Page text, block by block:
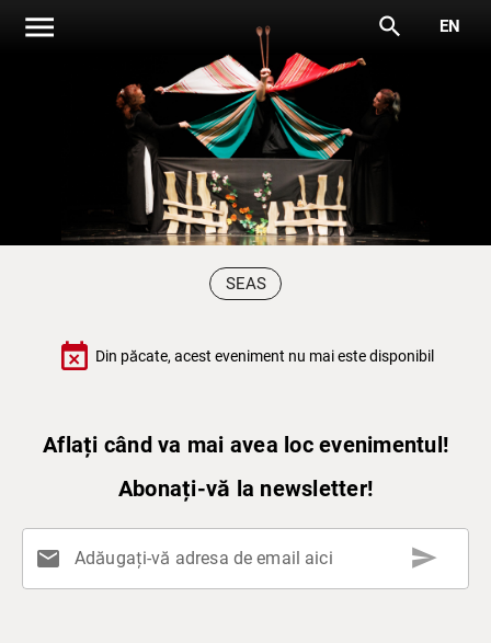
menu search EN
SEAS
event_busy Din păcate, acest eveniment nu mai este disponibil
Aflați când va mai avea loc evenimentul!
Abonați-vă la newsletter!
mail Adăugați-vă adresa de email aici send